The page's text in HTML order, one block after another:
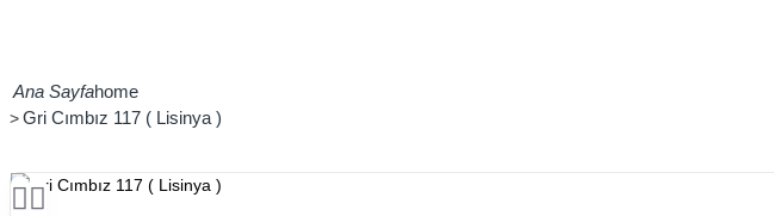
home
Gri Cımbız 117 ( Lisinya )